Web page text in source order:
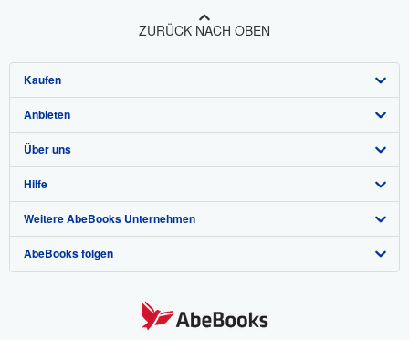
ZURÜCK NACH OBEN
Kaufen
Detailsuche
Sammlungen
Nutzerkonto
Meine Bestellungen
Warenkorb
Anbieten
Verkäufer werden
Partnerprogramm
Empfehlen Sie einen Verkäufer
Über uns
Über uns / Impressum
Presse
Karriere
Hilfe
Hilfebereich
Kundenservice
Weitere AbeBooks Unternehmen
AbeBooks.com
AbeBooks folgen